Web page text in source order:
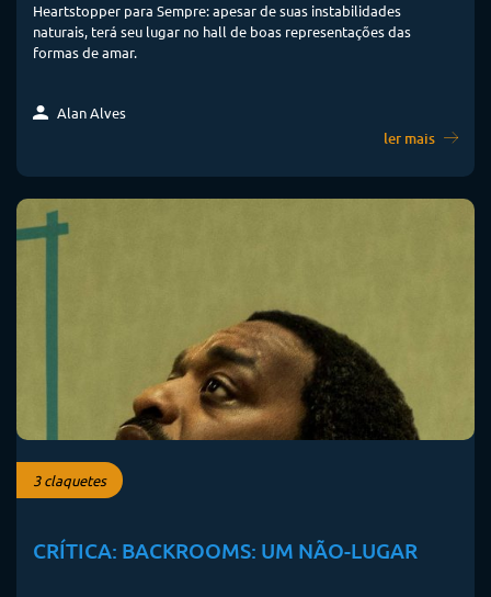
Heartstopper para Sempre: apesar de suas instabilidades
naturais, terá seu lugar no hall de boas representações das
formas de amar.
Alan Alves
ler mais
3 claquetes
CRÍTICA: BACKROOMS: UM NÃO-LUGAR